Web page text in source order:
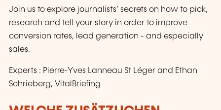
Join us to explore journalists’ secrets on how to pick,
research and tell your story in order to improve
conversion rates, lead generation - and especially
sales.
Experts : Pierre-Yves Lanneau St Léger and Ethan
Schrieberg, VitalBriefing